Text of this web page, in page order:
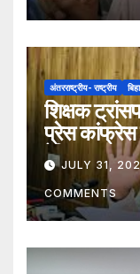
अंतरराष्ट्रीय- राष्ट्रीय
शिक्षक
प्रेस कांफ्रेस
ऐच्छिक
JULY 31,
COMMENTS